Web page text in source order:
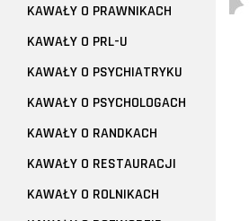
KAWAŁY O PRAWNIKACH
KAWAŁY O PRL-U
KAWAŁY O PSYCHIATRYKU
KAWAŁY O PSYCHOLOGACH
KAWAŁY O RANDKACH
KAWAŁY O RESTAURACJI
KAWAŁY O ROLNIKACH